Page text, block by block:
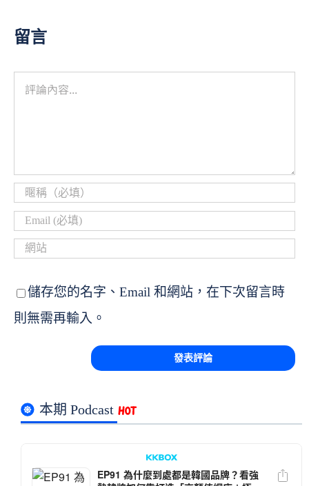
留言
儲存您的名字、Email 和網站，在下次留言時
則無需再輸入。
本期 Podcast